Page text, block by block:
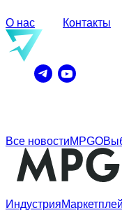
О нас Контакты
Все новостиMPGO
Индустрия